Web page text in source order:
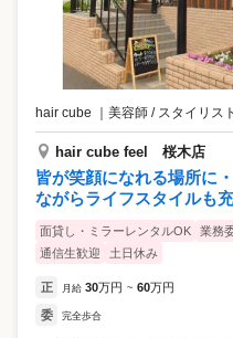
hair cube 美容師 / スタイリスト
hair cube feel 桜木店
皆が笑顔になれる場所に
ながらライフスタイルも充
面貸し・ミラーレンタルOK 業務
通信生歓迎
土日休み
正 月給 30万円 ~ 60万円
委 完全歩合